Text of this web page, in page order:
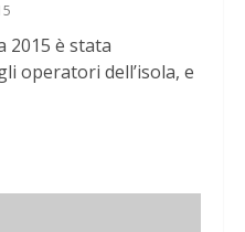
2015 è stata
operatori dell’isola, e